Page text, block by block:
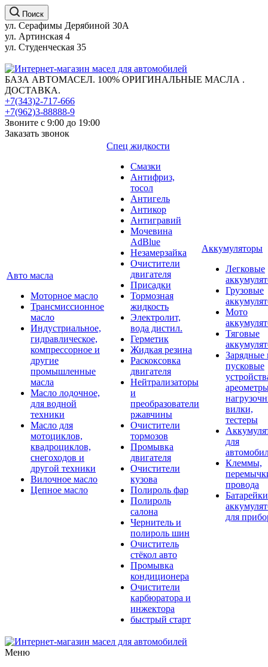
Поиск
ул. Серафимы Дерябиной 30А
ул. Артинская 4
ул. Студенческая 35
БАЗА АВТОМАСЕЛ. 100% ОРИГИНАЛЬНЫЕ МАСЛА .
ДОСТАВКА.
+7(343)2-717-666
+7(962)3-88888-9
Звоните с 9:00 до 19:00
Заказать звонок
Авто масла
Моторное масло
Трансмиссионное
масло
Индустриальное,
гидравлическое,
компрессорное и
другие
промышленные
масла
Масло лодочное,
для водной
техники
Масло для
мотоциклов,
квадроциклов,
снегоходов и
другой техники
Вилочное масло
Цепное масло
Спец жидкости
Смазки
Антифриз,
тосол
Антигель
Антикор
Антигравий
Мочевина
AdBlue
Незамерзайка
Очистители
двигателя
Присадки
Тормозная
жидкость
Электролит,
вода дистил.
Герметик
Жидкая резина
Раскоксовка
двигателя
Нейтрализаторы
и
преобразователи
ржавчины
Очистители
тормозов
Промывка
двигателя
Очистители
кузова
Полироль фар
Полироль
салона
Чернитель и
полироль шин
Очиститель
стёкол авто
Промывка
кондиционера
Очистители
карбюратора и
инжектора
быстрый старт
Аккумуляторы
Легковые
Грузовые
Мото
Тяговые
Зарядные
пусковые
вилки,
тестеры
для
Клеммы,
провода
для
Меню